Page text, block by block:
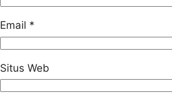
Email *
Situs Web